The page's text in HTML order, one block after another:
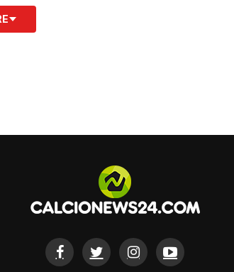
garanzie tecniche ed
da Damien Comolli, osserva la